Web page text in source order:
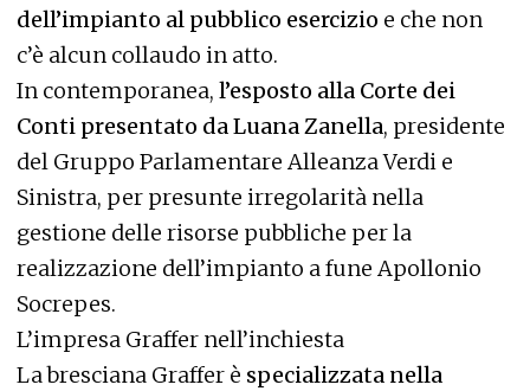
dell’impianto al pubblico esercizio e che non
c’è alcun collaudo in atto.
In contemporanea, l’esposto alla Corte dei
Conti presentato da Luana Zanella, presidente
del Gruppo Parlamentare Alleanza Verdi e
Sinistra, per presunte irregolarità nella
gestione delle risorse pubbliche per la
realizzazione dell’impianto a fune Apollonio
Socrepes.
L’impresa Graffer nell’inchiesta
La bresciana Graffer è specializzata nella